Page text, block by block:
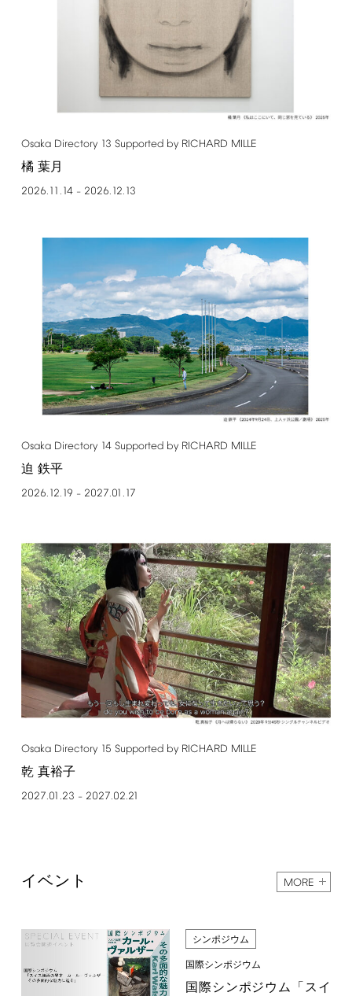
Osaka Directory 13 Supported by RICHARD MILLE
橘 葉月
2026.11.14– 2026.12.13
Osaka Directory 14 Supported by RICHARD MILLE
迫 鉄平
2026.12.19 – 2027.01.17
Osaka Directory 15 Supported by RICHARD MILLE
乾 真裕子
2027.01.23 – 2027.02.21
イベント MORE
シンポジウム
国際シンポジウム
国際シンポジウム「スイ